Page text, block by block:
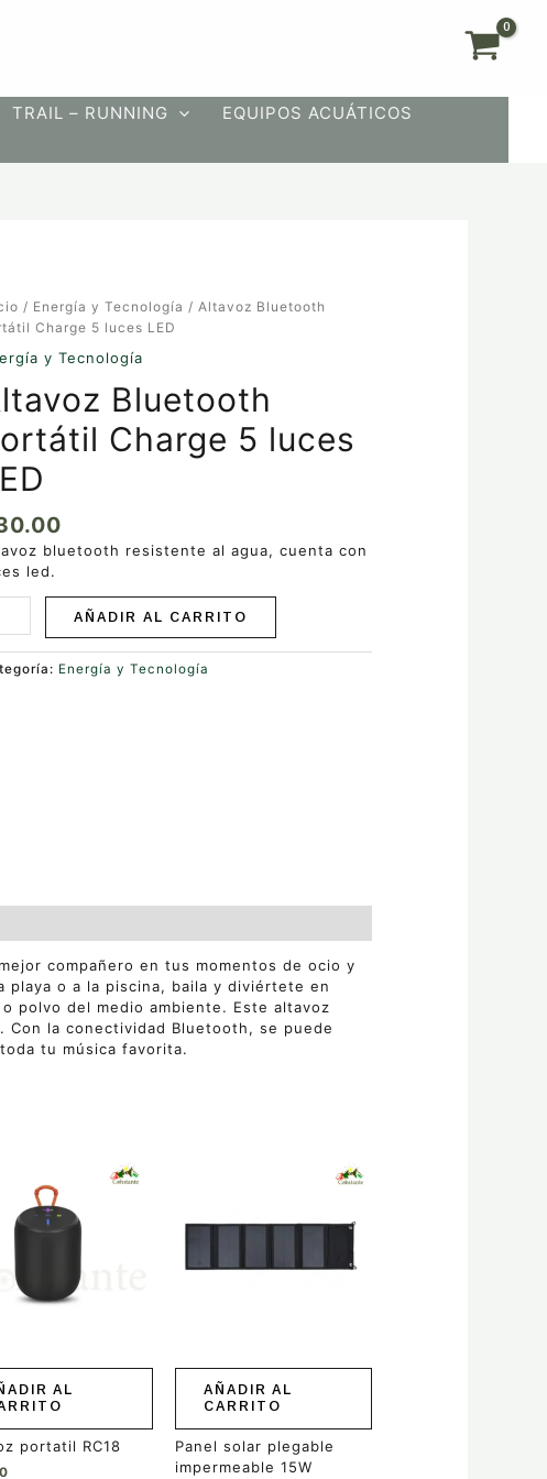
TRAIL – RUNNING
EQUIPOS ACUÁTICOS
/ Energía y Tecnología / Altavoz Bluetooth
Charge 5 luces LED
y Tecnología
Bluetooth
Charge 5 luces
bluetooth resistente al agua, cuenta con
led.
AÑADIR AL CARRITO
Energía y Tecnología
compañero en tus momentos de ocio y
o a la piscina, baila y diviértete en
polvo del medio ambiente. Este altavoz
la conectividad Bluetooth, se puede
tu música favorita.
AL
portatil RC18
AÑADIR AL
CARRITO
Panel solar plegable
impermeable 15W